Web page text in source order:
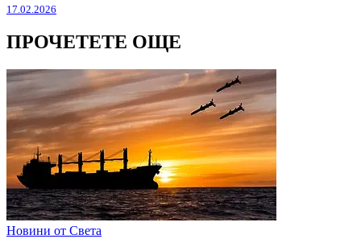
17.02.2026
ПРОЧЕТЕТЕ ОЩЕ
Новини от Света